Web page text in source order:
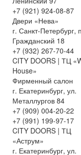
+7 (921) 924-08-87
Двери «Нева»
г. Санкт-Петербург,
Гражданский 18
+7 (932) 267-70-44
CITY DOORS | ТЦ
House»
Фирменный салон
г. Екатеринбург, ул.
Металлургов 84
+7 (909) 004-20-22
+7 (991) 199-97-17
CITY DOORS | ТЦ
«Аструм»
г. Екатеринбург, ул.